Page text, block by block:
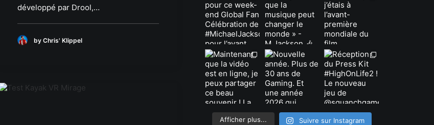
développé par Drool,…
by Chris' Klippel
Afficher plus... Suivre sur Instagram